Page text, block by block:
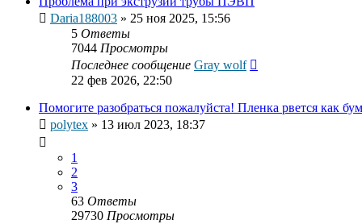
Daria188003 » 25 ноя 2025, 15:56
5 Ответы
7044 Просмотры
Последнее сообщение Gray wolf
22 фев 2026, 22:50
Помогите разобраться пожалуйста! Пленка рвется как
polytex » 13 июл 2023, 18:37
1
2
3
63 Ответы
29730 Просмотры